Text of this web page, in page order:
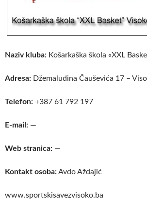
Naziv kluba: Košarkaška škola «XXL
Adresa: Džemaludina Čauševića 17 –
Telefon: +387 61 792 197
E-mail: —
Web stranica: —
Kontakt osoba:Avdo Aždajić
www.sportskisavezvisoko.ba